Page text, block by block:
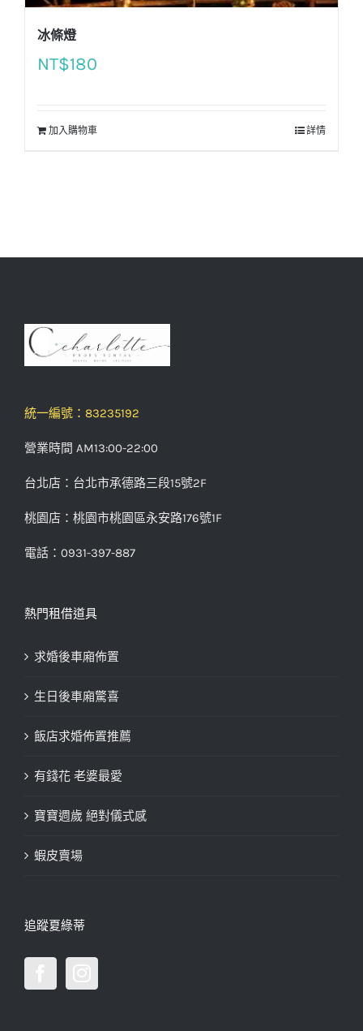
冰條燈
NT$180
加入購物車 詳情
統一編號：83235192
營業時間 AM13:00-22:00
台北店：台北市承德路三段15號2F
桃園店：桃園市桃園區永安路176號1F
電話：0931-397-887
熱門租借道具
求婚後車廂佈置
生日後車廂驚喜
飯店求婚佈置推薦
有錢花 老婆最愛
寶寶週歲 絕對儀式感
蝦皮賣場
追蹤夏綠蒂